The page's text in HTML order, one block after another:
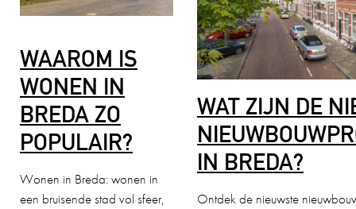
WAAROM IS
WONEN IN
BREDA ZO
POPULAIR?
Wonen in Breda: wonen in
een bruisende stad vol sfeer,
WAT ZIJN DE
IN BREDA?
Ontdek de nieuwste